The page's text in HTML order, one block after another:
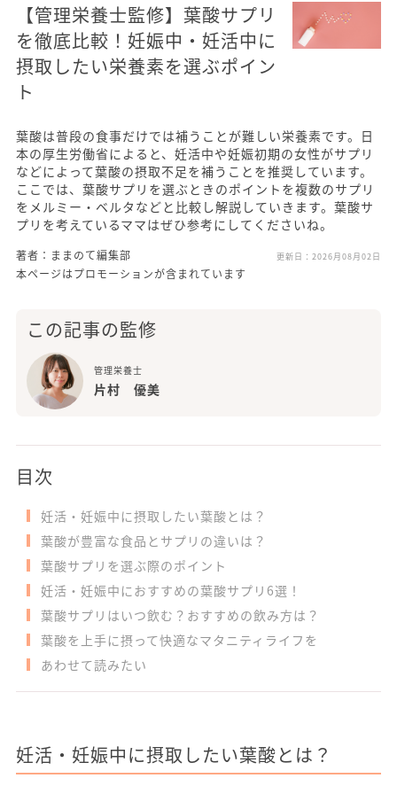
【管理栄養士監修】葉酸サプリ
を徹底比較！妊娠中・妊活中に
摂取したい栄養素を選ぶポイン
ト
葉酸は普段の食事だけでは補うことが難しい栄養素です。日
本の厚生労働省によると、妊活中や妊娠初期の女性がサプリ
などによって葉酸の摂取不足を補うことを推奨しています。
ここでは、葉酸サプリを選ぶときのポイントを複数のサプリ
をメルミー・ベルタなどと比較し解説していきます。葉酸サ
プリを考えているママはぜひ参考にしてくださいね。
著者：ままのて編集部 更新日： 2026月08月02日
本ページはプロモーションが含まれています
この記事の監修
管理栄養士
片村 優美
目次
妊活・妊娠中に摂取したい葉酸とは？
葉酸が豊富な食品とサプリの違いは？
葉酸サプリを選ぶ際のポイント
妊活・妊娠中におすすめの葉酸サプリ6選！
葉酸サプリはいつ飲む？おすすめの飲み方は？
葉酸を上手に摂って快適なマタニティライフを
あわせて読みたい
妊活・妊娠中に摂取したい葉酸とは？